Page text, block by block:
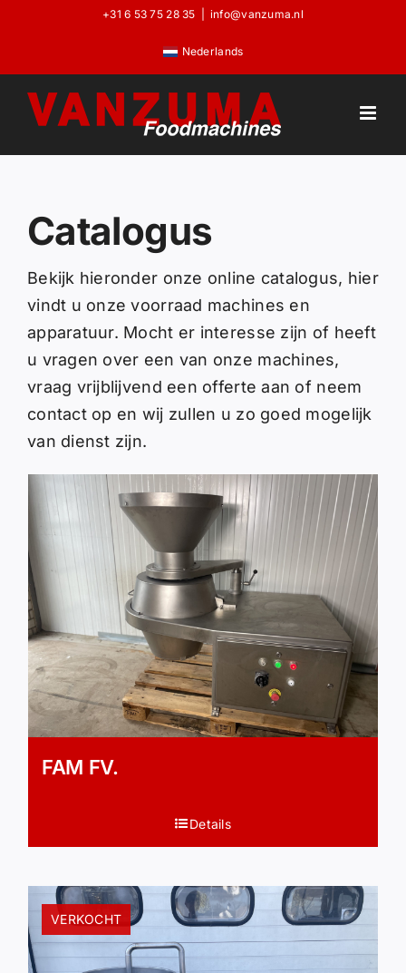
+31 6 53 75 28 35 info@vanzuma.nl
Nederlands
Catalogus
Bekijk hieronder onze online catalogus, hier
vindt u onze voorraad machines en
apparatuur. Mocht er interesse zijn of heeft
u vragen over een van onze machines,
vraag vrijblijvend een offerte aan of neem
contact op en wij zullen u zo goed mogelijk
van dienst zijn.
FAM FV.
Details
VERKOCHT